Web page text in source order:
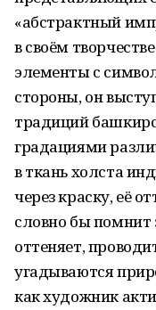
«абстрактный
в своём
элементы с
стороны, он
традиций
градациями
в ткань холста
через краску, её
словно бы
оттеняет,
угадываются
как художник